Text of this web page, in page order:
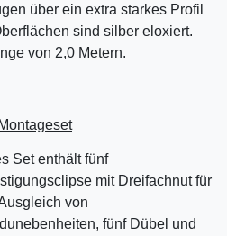
über ein extra starkes Profil
sind silber eloxiert.
von 2,0 Metern.
Montageset
Set enthält fünf
mit Dreifachnut für
von
fünf Dübel und